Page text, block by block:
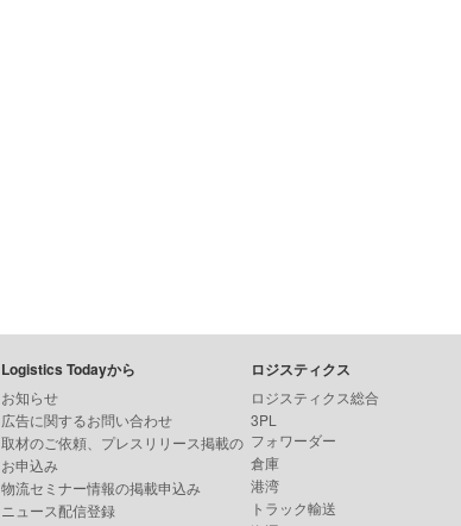
Logistics Todayから
お知らせ
広告に関するお問い合わせ
取材のご依頼、プレスリリース掲載の
お申込み
物流セミナー情報の掲載申込み
ニュース配信登録
ロジスティクス
ロジスティクス総合
3PL
フォワーダー
倉庫
港湾
トラック輸送